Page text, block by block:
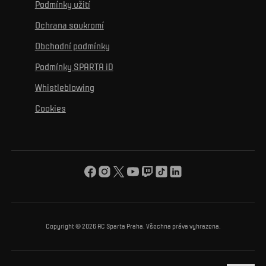
Sociální sítě
Mural výzva
Pro média
Turnaje
Hospitalita
K osobnímu rozvoji
K začlenění se
K ochraně životního prostředí
K obecnému dobru
O nás
Podmínky užití
Ochrana soukromí
Obchodní podmínky
Podmínky SPARTA iD
Whistleblowing
Cookies
Copyright © 2026 AC Sparta Praha. Všechna práva vyhrazena.